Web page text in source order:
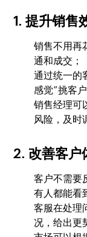
1. 提升销售
销售不用再
通和成交；
通过统一的
感觉”挑客户
销售经理可
风险，及时
2. 改善客户
客户不需要
有人都能看
客服在处理
况，给出更